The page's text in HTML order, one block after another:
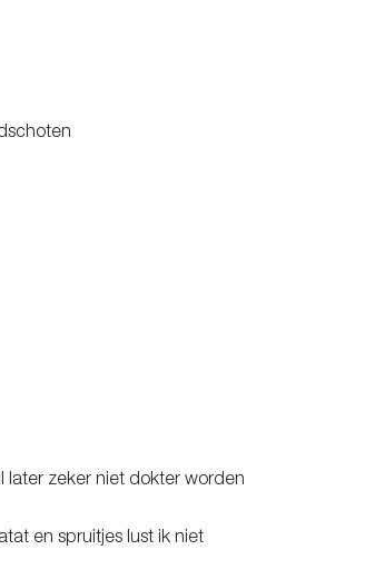
later zeker niet dokter worden
en spruitjes lust ik niet